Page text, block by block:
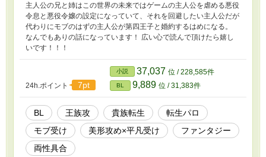
主人公の兄と姉はこの世界の未来ではゲームの主人公を虐める悪役
令息と悪役令嬢の設定になっていて、それを回避したい主人公だが
代わりにモブのはずの主人公が第四王子と婚約するはめになる。
なんでもありの話になっています！ 広い心で読んで頂けたら嬉し
いです！！！
24h.ポイント 7pt
小説 37,037 位 / 228,585件
BL 9,889 位 / 31,383件
BL 王族攻 貴族転生
転生パロ
モブ受け
美形攻め×平凡受け
ファンタジー
両性具合